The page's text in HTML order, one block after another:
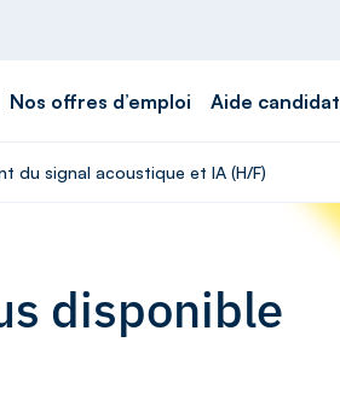
Nos offres d’emploi Aide candidat
du signal acoustique et IA (H/F)
disponible